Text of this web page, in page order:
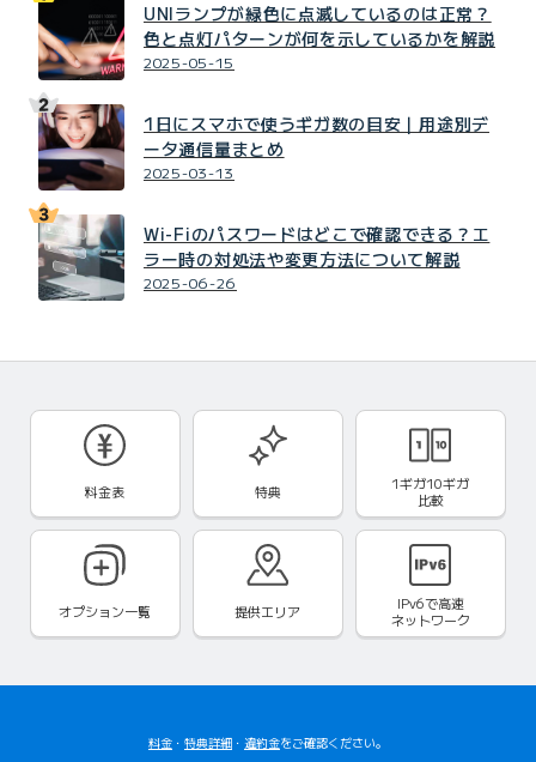
UNIランプが緑色に点滅しているのは正常？
色と点灯パターンが何を示しているかを解説
2025-05-15
1日にスマホで使うギガ数の目安｜用途別デ
ータ通信量まとめ
2025-03-13
Wi-Fiのパスワードはどこで確認できる？エ
ラー時の対処法や変更方法について解説
2025-06-26
料金表 特典
1ギガ10ギガ
比較
オプション一覧 提供エリア IPv6で高速
ネットワーク
料金 ・ 特典詳細 ・ 違約金をご確認ください。